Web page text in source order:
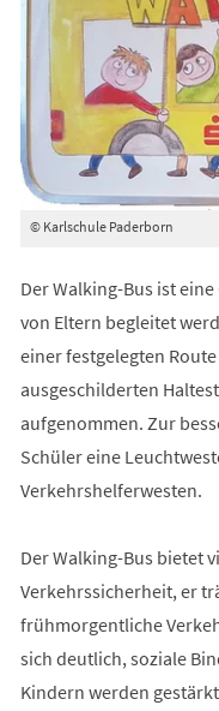
© Karlschule Paderborn
Der Walking-Bus ist
von Eltern begleitet
einer festgelegten
ausgeschilderten
aufgenommen. Zur
Schüler eine
Verkehrshelferwesten.
Der Walking-Bus bietet
Verkehrssicherheit, er
frühmorgentliche
sich deutlich, soziale
Kindern werden